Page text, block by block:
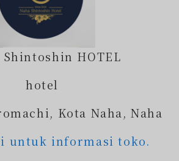
Shintoshin HOTEL
hotel
Kota Naha, Naha
untuk informasi toko.